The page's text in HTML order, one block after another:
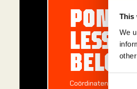
This
We
PONT-
LESSE,
BELGIË
Coördinaten